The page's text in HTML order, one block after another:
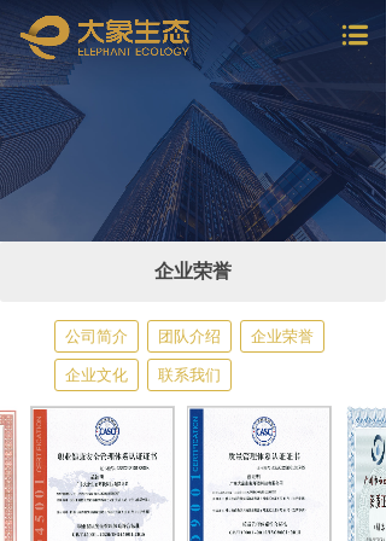
企业荣誉
公司简介 团队介绍 企业荣誉
企业文化 联系我们